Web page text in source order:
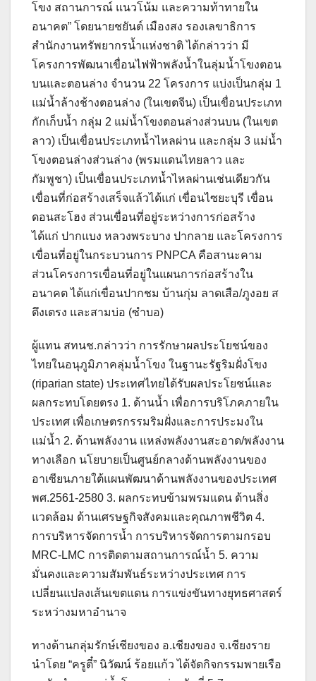
โขง สถานการณ์ แนวโน้ม และความท้าทายใน
อนาคต” โดยนายชยันต์ เมืองสง รองเลขาธิการ
สำนักงานทรัพยากรน้ำแห่งชาติ ได้กล่าวว่า มี
โครงการพัฒนาเขื่อนไฟฟ้าพลังน้ำในลุ่มน้ำโขงตอน
บนและตอนล่าง จำนวน 22 โครงการ แบ่งเป็นกลุ่ม 1
แม่น้ำล้างช้างตอนล่าง (ในเขตจีน) เป็นเขื่อนประเภท
กักเก็บน้ำ กลุ่ม 2 แม่น้ำโขงตอนล่างส่วนบน (ในเขต
ลาว) เป็นเขื่อนประเภทน้ำไหลผ่าน และกลุ่ม 3 แม่น้ำ
โขงตอนล่างส่วนล่าง (พรมแดนไทยลาว และ
กัมพูชา) เป็นเขื่อนประเภทน้ำไหลผ่านเช่นเดียวกัน
เขื่อนที่ก่อสร้างเสร็จแล้วได้แก่ เขื่อนไซยะบุรี เขื่อน
ดอนสะโฮง ส่วนเขื่อนที่อยู่ระหว่างการก่อสร้าง
ได้แก่ ปากแบง หลวงพระบาง ปากลาย และโครงการ
เขื่อนที่อยู่ในกระบวนการ PNPCA คือสานะคาม
ส่วนโครงการเขื่อนที่อยู่ในแผนการก่อสร้างใน
อนาคต ได้แก่เขื่อนปากชม บ้านกุ่ม ลาดเสือ/ภูงอย ส
ตึงเตรง และสามบ่อ (ซำบอ)
ผู้แทน สทนช.กล่าวว่า การรักษาผลประโยชน์ของ
ไทยในอนุภูมิภาคลุ่มน้ำโขง ในฐานะรัฐริมฝั่งโขง
(riparian state) ประเทศไทยได้รับผลประโยชน์และ
ผลกระทบโดยตรง 1. ด้านน้ำ เพื่อการบริโภคภายใน
ประเทศ เพื่อเกษตรกรรมริมฝั่งและการประมงใน
แม่น้ำ 2. ด้านพลังงาน แหล่งพลังงานสะอาด/พลังงาน
ทางเลือก นโยบายเป็นศูนย์กลางด้านพลังงานของ
อาเซียนภายใต้แผนพัฒนาด้านพลังงานของประเทศ
พศ.2561-2580 3. ผลกระทบข้ามพรมแดน ด้านสิ่ง
แวดล้อม ด้านเศรษฐกิจสังคมและคุณภาพชีวิต 4.
การบริหารจัดการน้ำ การบริหารจัดการตามกรอบ
MRC-LMC การติดตามสถานการณ์น้ำ 5. ความ
มั่นคงและความสัมพันธ์ระหว่างประเทศ การ
เปลี่ยนแปลงเส้นเขตแดน การแข่งขันทางยุทธศาสตร์
ระหว่างมหาอำนาจ
ทางด้านกลุ่มรักษ์เชียงของ อ.เชียงของ จ.เชียงราย
นำโดย “ครูตี๋” นิวัฒน์ ร้อยแก้ว ได้จัดกิจกรรมพายเรือ